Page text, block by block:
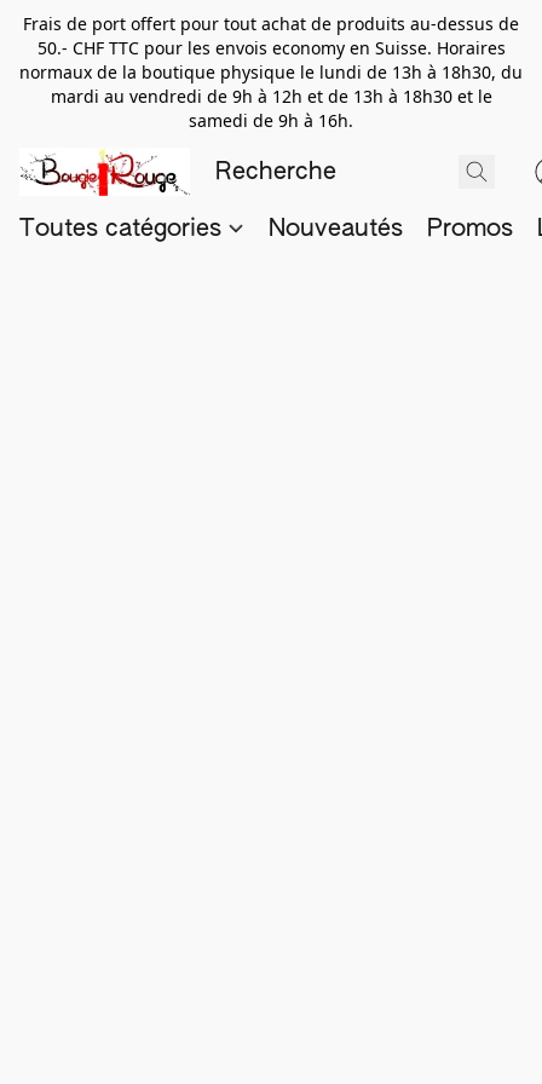
Frais de port offert pour tout achat de produits au-dessus de
50.- CHF TTC pour les envois economy en Suisse. Horaires
normaux de la boutique physique le lundi de 13h à 18h30, du
mardi au vendredi de 9h à 12h et de 13h à 18h30 et le
samedi de 9h à 16h.
Toutes catégories Nouveautés Promos